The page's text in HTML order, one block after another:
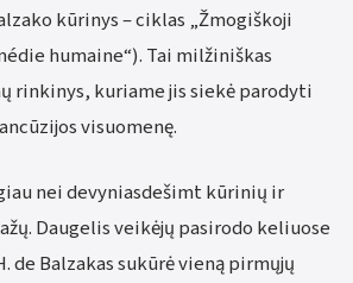
kūrinys – ciklas „Žmogiškoji
humaine“). Tai milžiniškas
rinkinys, kuriame jis siekė parodyti
visuomenę.
nei devyniasdešimt kūrinių ir
Daugelis veikėjų pasirodo keliuose
de Balzakas sukūrė vieną pirmųjų